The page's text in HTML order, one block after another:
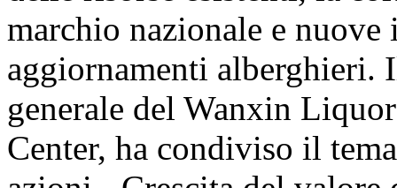
marchio nazionale e
aggiornamenti alberghieri.
generale del Wanxin
Center, ha condiviso il